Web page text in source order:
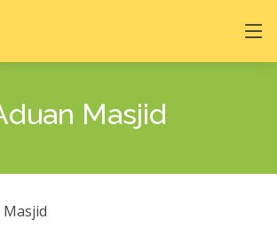
Masjid